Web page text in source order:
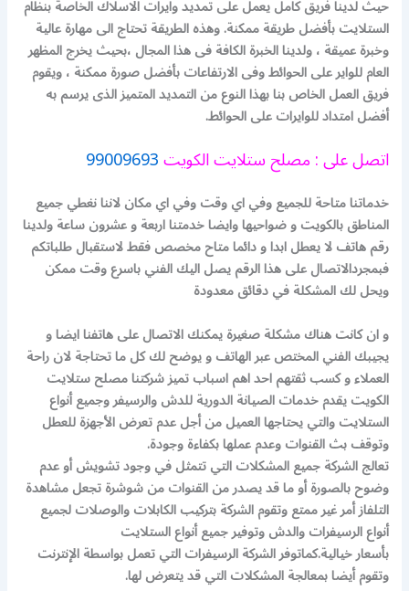
حيث لدينا فريق كامل يعمل على تمديد وايرات الاسلاك الخاصة بنظام
الستلايت بأفضل طريقة ممكنة. وهذه الطريقة تحتاج الى مهارة عالية
وخبرة عميقة ، ولدينا الخبرة الكافة فى هذا المجال ،بحيث يخرج المظهر
العام للواير على الحوائط وفى الارتفاعات بأفضل صورة ممكنة ، ويقوم
فريق العمل الخاص بنا بهذا النوع من التمديد المتميز الذى يرسم به
أفضل امتداد للوايرات على الحوائط.
اتصل على : مصلح ستلايت الكويت99009693
خدماتنا متاحة للجميع وفي اي وقت وفي اي مكان لاننا نغطي جميع
المناطق بالكويت و ضواحيها وايضا خدمتنا اربعة و عشرون ساعة ولدينا
رقم هاتف لا يعطل ابدا و دائما متاح مخصص فقط لاستقبال طلباتكم
فبمجردالاتصال على هذا الرقم يصل اليك الفني باسرع وقت ممكن
ويحل لك المشكلة في دقائق معدودة
و ان كانت هناك مشكلة صغيرة يمكنك الاتصال على هاتفنا ايضا و
يجيبك الفني المختص عبر الهاتف و يوضح لك كل ما تحتاجة لان راحة
العملاء و كسب ثقتهم احد اهم اسباب تميز شركتنا مصلح ستلايت
الكويت يقدم خدمات الصيانة الدورية للدش والرسيفر وجميع أنواع
الستلايت والتي يحتاجها العميل من أجل عدم تعرض الأجهزة للعطل
وتوقف بث القنوات وعدم عملها بكفاءة وجودة.
تعالج الشركة جميع المشكلات التي تتمثل في وجود تشويش أو عدم
وضوح بالصورة أو ما قد يصدر من القنوات من شوشرة تجعل مشاهدة
التلفاز أمر غير ممتع وتقوم الشركة بتركيب الكابلات والوصلات لجميع
أنواع الرسيفرات والدش وتوفير جميع أنواع الستلايت
بأسعارخيالية.كماتوفر الشركة الرسيفرات التي تعمل بواسطة الإنترنت
وتقوم أيضا بمعالجة المشكلات التي قد يتعرضلها.